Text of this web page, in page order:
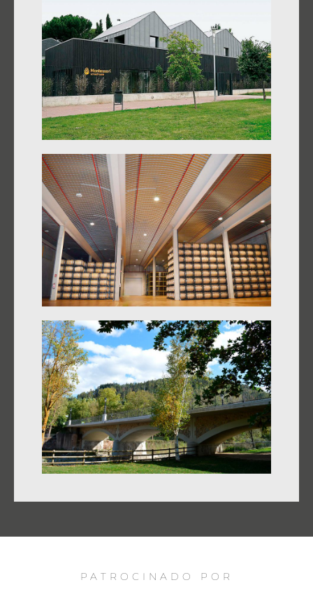
PATROCINADO POR